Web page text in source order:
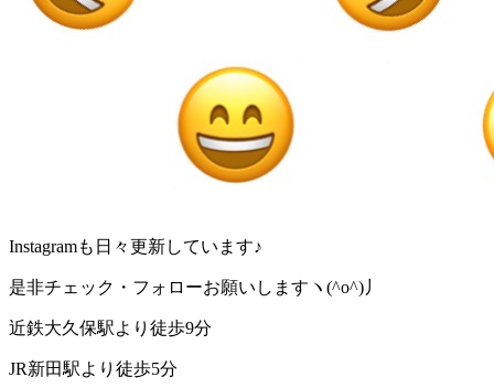
Instagramも日々更新しています♪
是非チェック・フォローお願いしますヽ (^o^) 丿
近鉄大久保駅より徒歩9分
JR新田駅より徒歩5分